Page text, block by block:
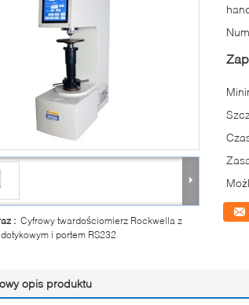
: Cyfrowy twardościomierz Rockwella z
i portem RS232
opis produktu